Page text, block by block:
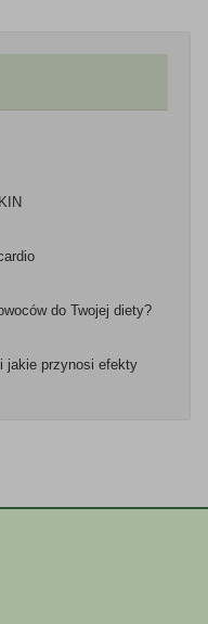
do Twojej diety?
jakie przynosi efekty